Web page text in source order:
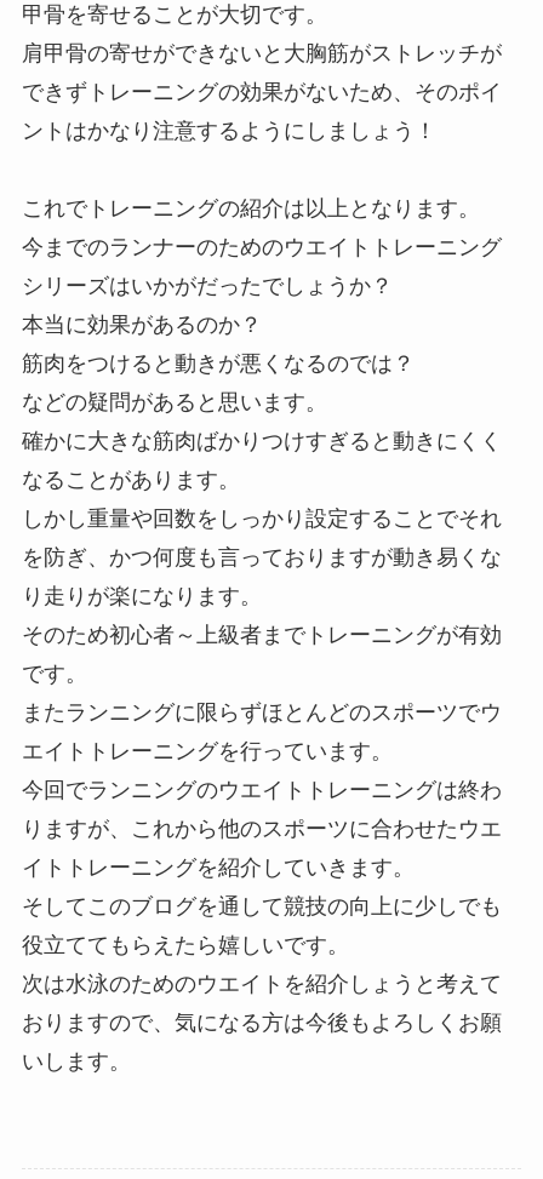
甲骨を寄せることが大切です。
肩甲骨の寄せができないと大胸筋がストレッチが
できずトレーニングの効果がないため、そのポイ
ントはかなり注意するようにしましょう！
これでトレーニングの紹介は以上となります。
今までのランナーのためのウエイトトレーニング
シリーズはいかがだったでしょうか？
本当に効果があるのか？
筋肉をつけると動きが悪くなるのでは？
などの疑問があると思います。
確かに大きな筋肉ばかりつけすぎると動きにくく
なることがあります。
しかし重量や回数をしっかり設定することでそれ
を防ぎ、かつ何度も言っておりますが動き易くな
り走りが楽になります。
そのため初心者～上級者までトレーニングが有効
です。
またランニングに限らずほとんどのスポーツでウ
エイトトレーニングを行っています。
今回でランニングのウエイトトレーニングは終わ
りますが、これから他のスポーツに合わせたウエ
イトトレーニングを紹介していきます。
そしてこのブログを通して競技の向上に少しでも
役立ててもらえたら嬉しいです。
次は水泳のためのウエイトを紹介しょうと考えて
おりますので、気になる方は今後もよろしくお願
いします。